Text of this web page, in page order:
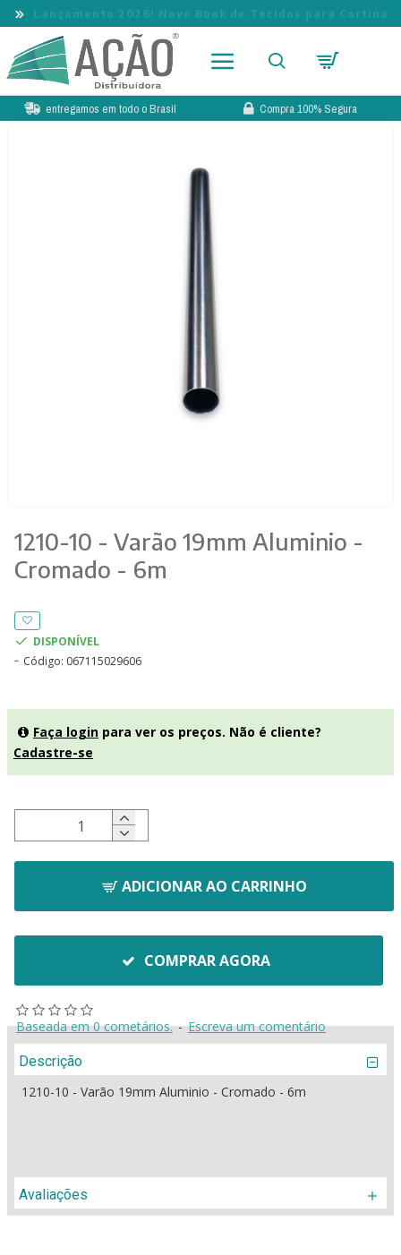
Lançamento 2026! Novo Book de Tecidos para Cortina
entregamos em todo o Brasil Compra 100% Segura
1210-10 - Varão 19mm Aluminio -
Cromado - 6m
DISPONÍVEL
Código: 067115029606
Faça login para ver os preços. Não é cliente?
Cadastre-se
Baseada em 0 cometários. - Escreva um comentário
ADICIONAR AO CARRINHO
COMPRAR AGORA
Descrição
1210-10 - Varão 19mm Aluminio - Cromado - 6m
Avaliações